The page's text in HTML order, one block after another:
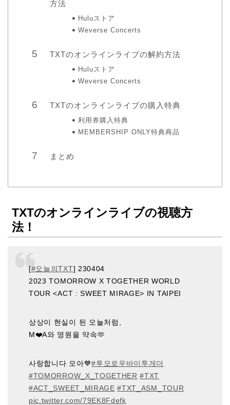
方法
Huluストア
Weverse Concerts
TXTのオンラインライブの解約方法
Huluストア
Weverse Concerts
TXTのオンラインライブの購入特典
利用券購入特典
MEMBERSHIP ONLY特典商品
まとめ
TXTのオンラインライブの視聴方
法！
[#오늘의TXT] 230404
2023 TOMORROW X TOGETHER WORLD
TOUR <ACT : SWEET MIRAGE> IN TAIPEI
상상이 현실이 된 오늘처럼,
M❤️A와 영원을 약속🫶
사랑합니다 모아💙#투모로우바이투게더
#TOMORROW_X_TOGETHER #TXT
#ACT_SWEET_MIRAGE #TXT_ASM_TOUR
pic.twitter.com/79EK8Fdefk